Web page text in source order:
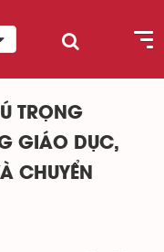
TRỌNG
GIÁO DỤC,
CHUYỂN